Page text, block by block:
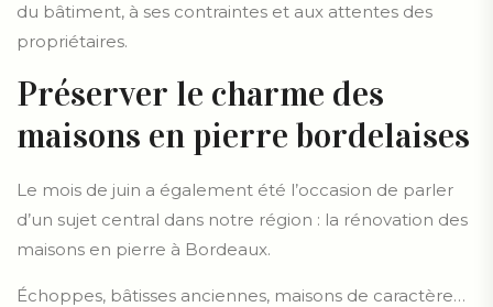
du bâtiment, à ses contraintes et aux attentes des
propriétaires.
Préserver le charme des
maisons en pierre bordelaises
Le mois de juin a également été l’occasion de parler
d’un sujet central dans notre région : la rénovation des
maisons en pierre à Bordeaux.
Échoppes, bâtisses anciennes, maisons de caractère…